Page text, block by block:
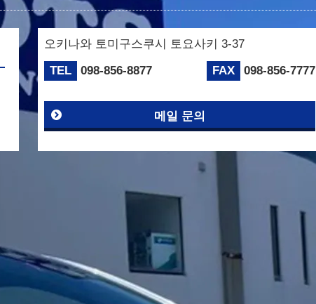
오키나와 토미구스쿠시 토요사키 3-37
TEL
098-856-8877 FAX 098-856-7777
메일 문의